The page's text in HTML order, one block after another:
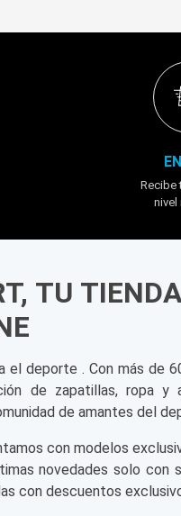
Recibe
nivel
TU
el deporte . Con más de
de zapatillas, ropa y
de amantes del
con modelos
novedades solo con
con descuentos